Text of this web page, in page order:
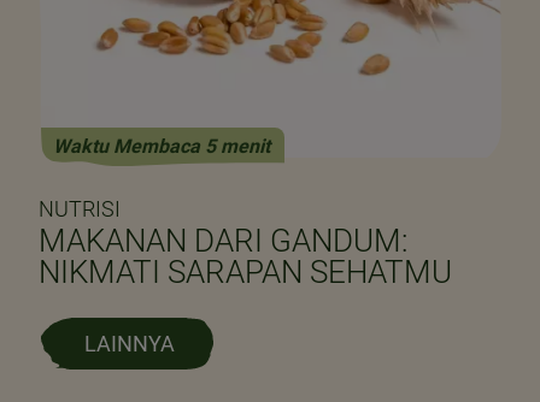
Waktu Membaca 5 menit
NUTRISI
MAKANAN DARI GANDUM:
NIKMATI SARAPAN SEHATMU
LAINNYA